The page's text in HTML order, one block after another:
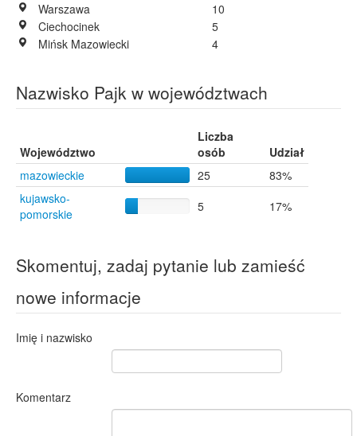
Warszawa
10
Ciechocinek
5
Mińsk Mazowiecki
4
Nazwisko Pajk w województwach
Województwo
Liczba
osób
Udział
mazowieckie
25
83%
kujawsko-
pomorskie
5 17%
Skomentuj, zadaj pytanie lub zamieść
nowe informacje
Imię i nazwisko
Komentarz